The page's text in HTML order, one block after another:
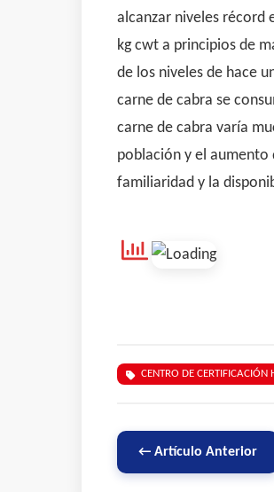
alcanzar niveles récord
kg cwt a principios de
de los niveles de hace
carne de cabra se
carne de cabra varía
población y el aumento
familiaridad y la
CENTRO DE CERTIFICACIÓN
← Artículo Anterior